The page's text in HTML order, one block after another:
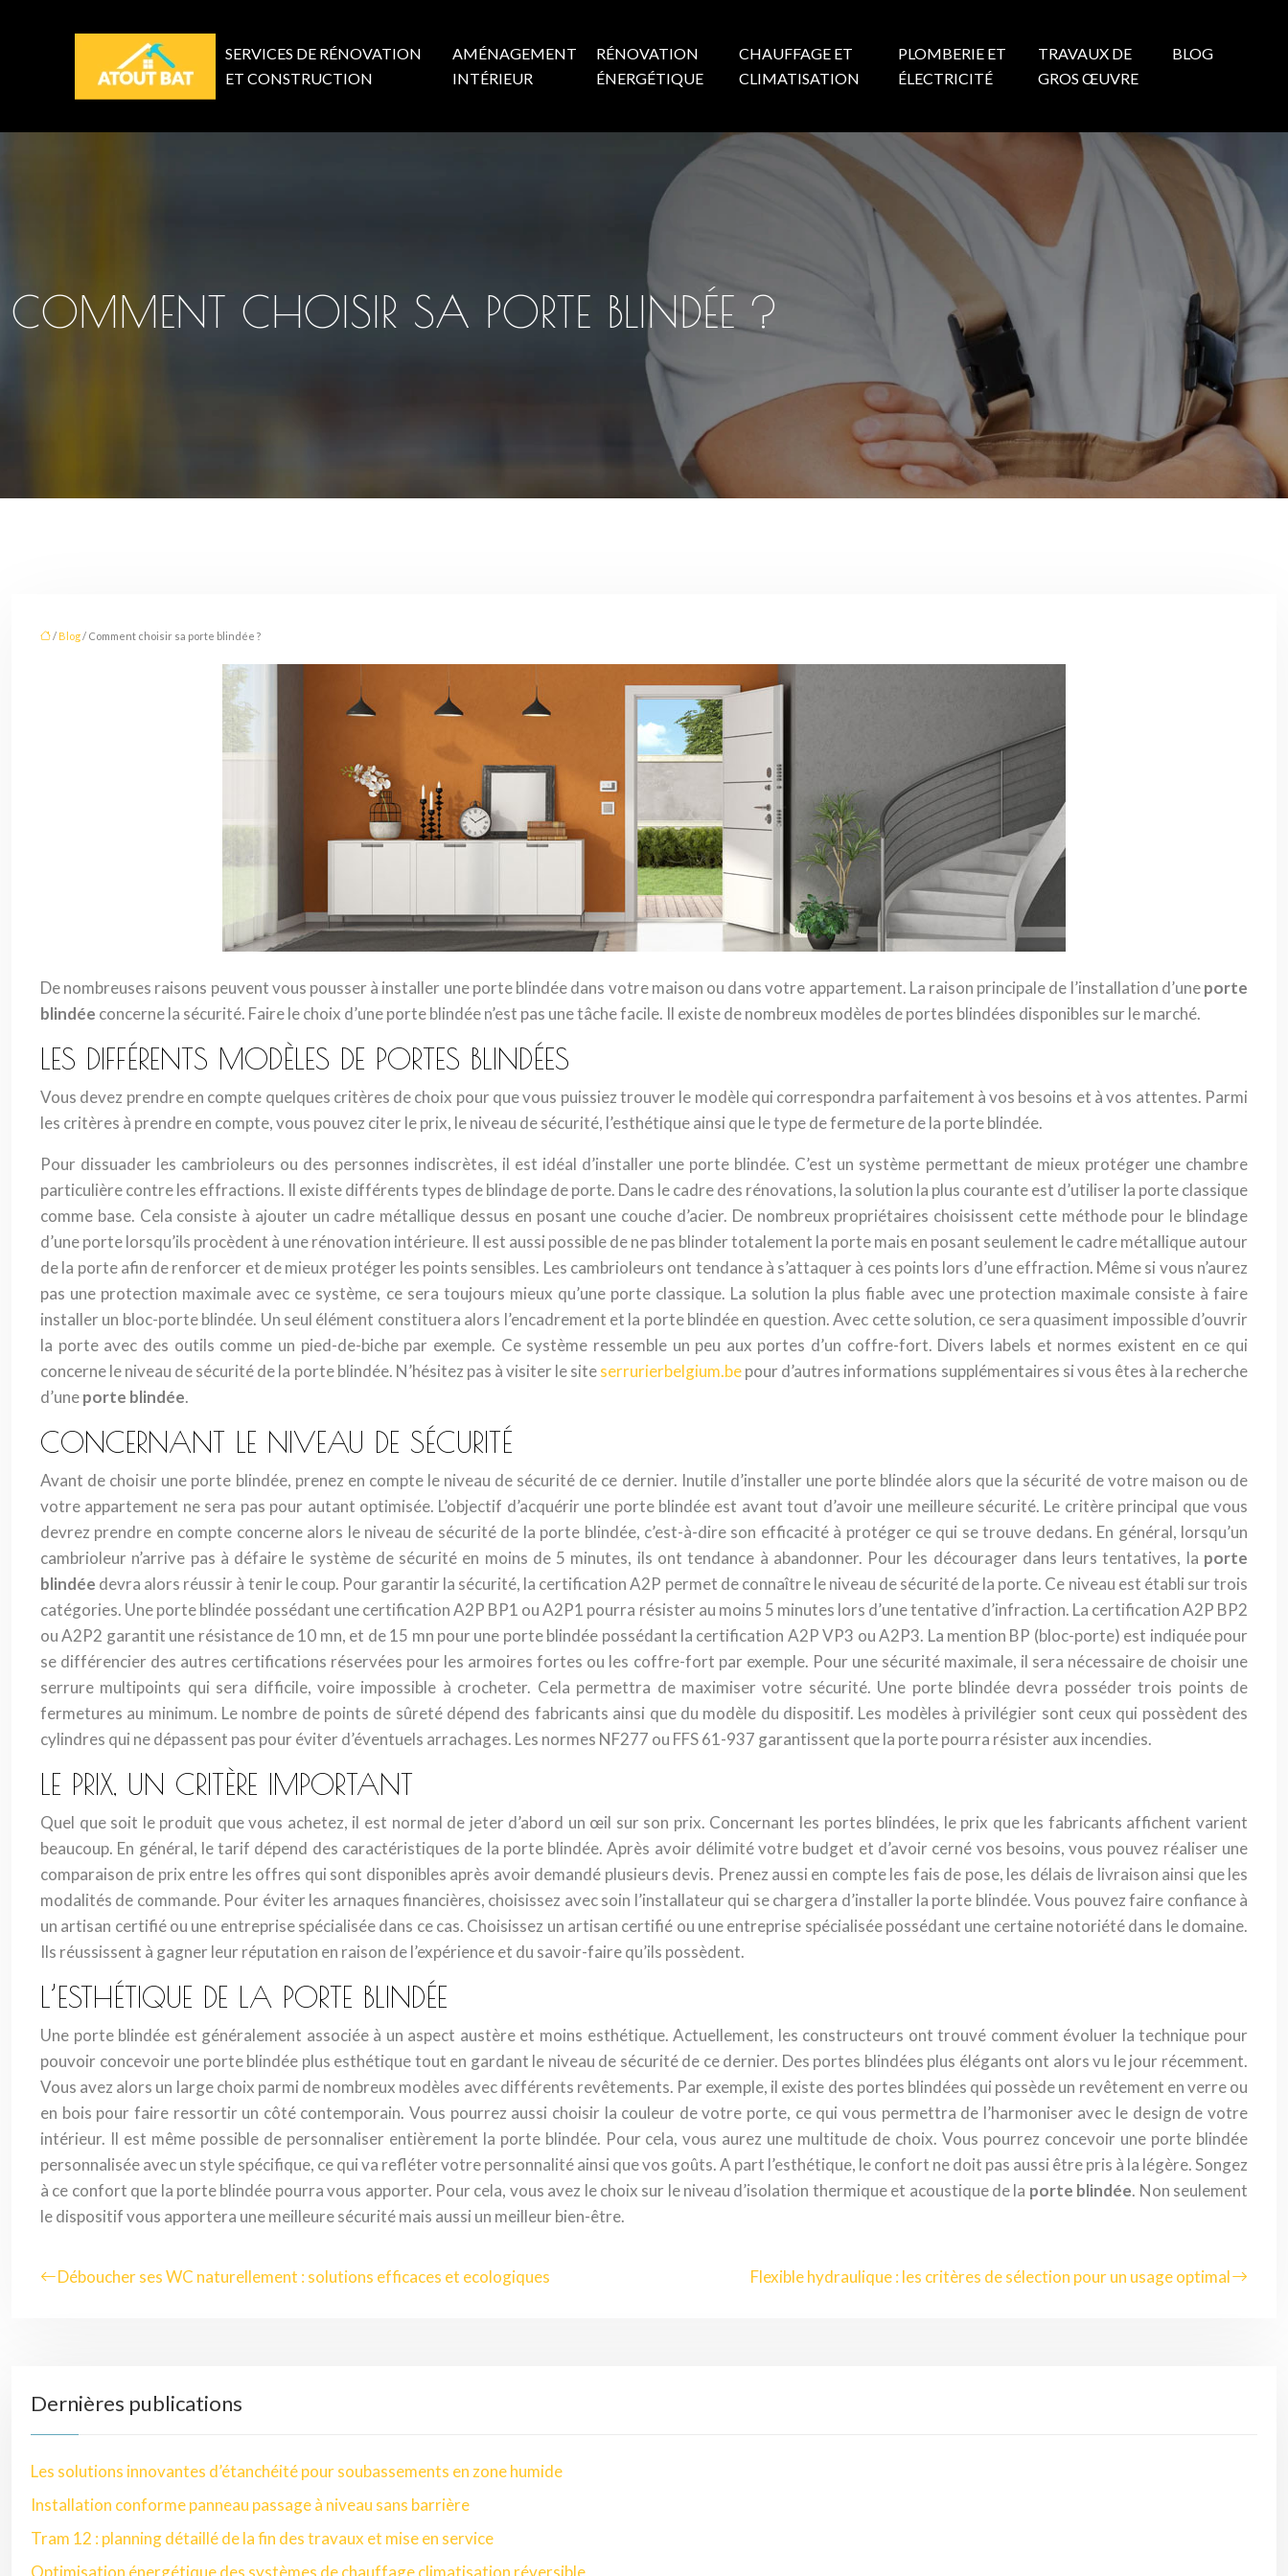
SERVICES DE RÉNOVATION
ET CONSTRUCTION
AMÉNAGEMENT
INTÉRIEUR
RÉNOVATION
ÉNERGÉTIQUE
CHAUFFAGE ET
CLIMATISATION
PLOMBERIE ET
ÉLECTRICITÉ
TRAVAUX DE
GROS ŒUVRE
BLOG
COMMENT CHOISIR SA PORTE BLINDÉE ?
/ Blog/ Comment choisir sa porte blindée ?
De nombreuses raisons peuvent vous pousser à installer une porte blindée dans votre maison ou dans votre appartement. La raison principale de l’installation d’uneporte
blindée concerne la sécurité. Faire le choix d’une porte blindée n’est pas une tâche facile. Il existe de nombreux modèles de portes blindées disponibles sur le marché.
LES DIFFÉRENTS MODÈLES DE PORTES BLINDÉES
Vous devez prendre en compte quelques critères de choix pour que vous puissiez trouver le modèle qui correspondra parfaitement à vos besoins et à vos attentes. Parmi
les critères à prendre en compte, vous pouvez citer le prix, le niveau de sécurité, l’esthétique ainsi que le type de fermeture de la porte blindée.
Pour dissuader les cambrioleurs ou des personnes indiscrètes, il est idéal d’installer une porte blindée. C’est un système permettant de mieux protéger une chambre
particulière contre les effractions. Il existe différents types de blindage de porte. Dans le cadre des rénovations, la solution la plus courante est d’utiliser la porte classique
comme base. Cela consiste à ajouter un cadre métallique dessus en posant une couche d’acier. De nombreux propriétaires choisissent cette méthode pour le blindage
d’une porte lorsqu’ils procèdent à une rénovation intérieure. Il est aussi possible de ne pas blinder totalement la porte mais en posant seulement le cadre métallique autour
de la porte afin de renforcer et de mieux protéger les points sensibles. Les cambrioleurs ont tendance à s’attaquer à ces points lors d’une effraction. Même si vous n’aurez
pas une protection maximale avec ce système, ce sera toujours mieux qu’une porte classique. La solution la plus fiable avec une protection maximale consiste à faire
installer un bloc-porte blindée. Un seul élément constituera alors l’encadrement et la porte blindée en question. Avec cette solution, ce sera quasiment impossible d’ouvrir
la porte avec des outils comme un pied-de-biche par exemple. Ce système ressemble un peu aux portes d’un coffre-fort. Divers labels et normes existent en ce qui
concerne le niveau de sécurité de la porte blindée. N’hésitez pas à visiter le siteserrurierbelgium.bepour d’autres informations supplémentaires si vous êtes à la recherche
d’uneporte blindée.
CONCERNANT LE NIVEAU DE SÉCURITÉ
Avant de choisir une porte blindée, prenez en compte le niveau de sécurité de ce dernier. Inutile d’installer une porte blindée alors que la sécurité de votre maison ou de
votre appartement ne sera pas pour autant optimisée. L’objectif d’acquérir une porte blindée est avant tout d’avoir une meilleure sécurité. Le critère principal que vous
devrez prendre en compte concerne alors le niveau de sécurité de la porte blindée, c’est-à-dire son efficacité à protéger ce qui se trouve dedans. En général, lorsqu’un
cambrioleur n’arrive pas à défaire le système de sécurité en moins de 5 minutes, ils ont tendance à abandonner. Pour les décourager dans leurs tentatives, la porte
blindée devra alors réussir à tenir le coup. Pour garantir la sécurité, la certification A2P permet de connaître le niveau de sécurité de la porte. Ce niveau est établi sur trois
catégories. Une porte blindée possédant une certification A2P BP1 ou A2P1 pourra résister au moins 5 minutes lors d’une tentative d’infraction. La certification A2P BP2
ou A2P2 garantit une résistance de 10 mn, et de 15 mn pour une porte blindée possédant la certification A2P VP3 ou A2P3. La mention BP (bloc-porte) est indiquée pour
se différencier des autres certifications réservées pour les armoires fortes ou les coffre-fort par exemple. Pour une sécurité maximale, il sera nécessaire de choisir une
serrure multipoints qui sera difficile, voire impossible à crocheter. Cela permettra de maximiser votre sécurité. Une porte blindée devra posséder trois points de
fermetures au minimum. Le nombre de points de sûreté dépend des fabricants ainsi que du modèle du dispositif. Les modèles à privilégier sont ceux qui possèdent des
cylindres qui ne dépassent pas pour éviter d’éventuels arrachages. Les normes NF277 ou FFS 61-937 garantissent que la porte pourra résister aux incendies.
LE PRIX, UN CRITÈRE IMPORTANT
Quel que soit le produit que vous achetez, il est normal de jeter d’abord un œil sur son prix. Concernant les portes blindées, le prix que les fabricants affichent varient
beaucoup. En général, le tarif dépend des caractéristiques de la porte blindée. Après avoir délimité votre budget et d’avoir cerné vos besoins, vous pouvez réaliser une
comparaison de prix entre les offres qui sont disponibles après avoir demandé plusieurs devis. Prenez aussi en compte les fais de pose, les délais de livraison ainsi que les
modalités de commande. Pour éviter les arnaques financières, choisissez avec soin l’installateur qui se chargera d’installer la porte blindée. Vous pouvez faire confiance à
un artisan certifié ou une entreprise spécialisée dans ce cas. Choisissez un artisan certifié ou une entreprise spécialisée possédant une certaine notoriété dans le domaine.
Ils réussissent à gagner leur réputation en raison de l’expérience et du savoir-faire qu’ils possèdent.
L’ESTHÉTIQUE DE LA PORTE BLINDÉE
Une porte blindée est généralement associée à un aspect austère et moins esthétique. Actuellement, les constructeurs ont trouvé comment évoluer la technique pour
pouvoir concevoir une porte blindée plus esthétique tout en gardant le niveau de sécurité de ce dernier. Des portes blindées plus élégants ont alors vu le jour récemment.
Vous avez alors un large choix parmi de nombreux modèles avec différents revêtements. Par exemple, il existe des portes blindées qui possède un revêtement en verre ou
en bois pour faire ressortir un côté contemporain. Vous pourrez aussi choisir la couleur de votre porte, ce qui vous permettra de l’harmoniser avec le design de votre
intérieur. Il est même possible de personnaliser entièrement la porte blindée. Pour cela, vous aurez une multitude de choix. Vous pourrez concevoir une porte blindée
personnalisée avec un style spécifique, ce qui va refléter votre personnalité ainsi que vos goûts. A part l’esthétique, le confort ne doit pas aussi être pris à la légère. Songez
à ce confort que la porte blindée pourra vous apporter. Pour cela, vous avez le choix sur le niveau d’isolation thermique et acoustique de la porte blindée. Non seulement
le dispositif vous apportera une meilleure sécurité mais aussi un meilleur bien-être.
Déboucher ses WC naturellement : solutions efficaces et ecologiques Flexible hydraulique : les critères de sélection pour un usage optimal
Dernières publications
Les solutions innovantes d’étanchéité pour soubassements en zone humide
Installation conforme panneau passage à niveau sans barrière
Tram 12 : planning détaillé de la fin des travaux et mise en service
Optimisation énergétique des systèmes de chauffage climatisation réversible